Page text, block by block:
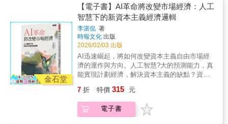
能幫助我們成為成熟且有經濟素養的公民。」
──柏頓．墨基爾，《漫步華爾街》作者
通膨時代近在眼前，但一切失敗的應對與背後
成因，歷史早有先例。看懂將要發生的事，理
解央行對策影響，知道通膨發生時，誰得利、
誰倒楣......就能先一步思考對策、自保獲利！
【本書特色】一本書搞懂通膨新常態，高風險
時代的平民自救指南。看懂將要發生的事，就
能先一步思考對策、自保獲利！
讀。」──德國廣播電台
（Deutschlandfunk） 「一本不可思議、發人省
思的書。」──德國電視二台政治脫口秀節目
《馬庫斯．藍茲》（Markus Lanz） 「這本書
是當前議題的最佳之作，為政治辯論提供豐富
的素材（和引爆點）。」──德國女性雜誌《碧
姬》（Brigitte） 「不同於其他財經書籍，這位
財經記者，以淺顯易懂的文字闡述了有關資本
（Saarländischer Rundfunk） 「本書以令人意
想不到的方式拓展讀者的視角，並激發進一步
的思考與討論的空間。」──伯恩哈德．漢普
（Bernhard Hampp），《施瓦本郵報》
力足夠?大，或許就能實現計劃經濟，彌補市場
經濟的弊端。AI確實能快速有效地給出令人滿
意的答案，但這恐怕會打擊人類的自信，或過
度依賴，從而放棄思考。如果人類做決定過分
被AI左右，這也會給社會上層干預市場經濟留
下空間。一旦市場機制被破壞，要再建立就需
要付出發非常沉重的代價。當前市面上關於 AI
的書籍，多數聚焦在技術應用層面，或討論個
人與社會該如何適應AI時代的來臨。相較之
下，本書選擇從經濟學的角度切入，嘗試分析
響；究竟是推動還是衝擊？AI能否代替市場機
制，實現計劃經濟。
金石堂
【電子書】AI革命將改變市場經濟：人工
智慧下的新資本主義經濟邏輯
李湛侃 著
時報文化 出版
2026/02/03 出版
AI迅速崛起，將如何改變資本主義自由市場經
濟的運作與方向。人工智慧?大的預測能力，真
能實現計劃經濟，解決資本主義的缺點？資本
其弊端明顯，讓人詬病。如失業、貧富差距、
經濟周期不穩定等問題，時至今日仍然無法完
全解決。計劃經濟因人類無法處理龐大的市場
7 折 特價 315 元
電子書